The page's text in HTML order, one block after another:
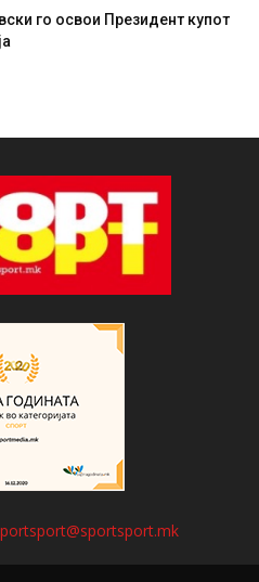
го освои Президент купот